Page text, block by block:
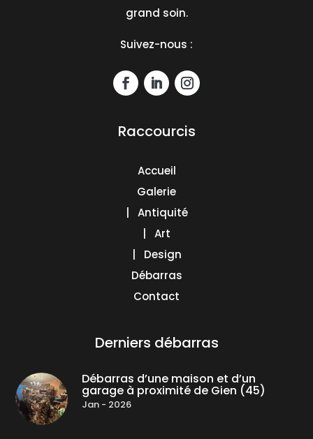
grand soin.
Suivez-nous :
Raccourcis
Accueil
Galerie
| Antiquité
| Art
| Design
Débarras
Contact
Derniers débarras
Débarras d’une maison et d’un
garage à proximité de Gien (45)
Jan - 2026